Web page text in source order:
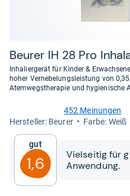
Beu­rer IH 28 Pro
Inhaliergerät für Kinder &
hoher Vernebelungsleistung von
Atemwegstherapie und hygienische
von
Sternen
452 Meinungen
Her­stel­ler: Beurer
Farbe: Weiß
Gut
1,6
Vielseitig für
Anwendung.